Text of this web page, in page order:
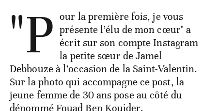
"P our la première fois, je vous
présente l’élu de mon cœur" a
écrit sur son compte Instagram
la petite sœur de Jamel
Debbouze à l’occasion de la Saint-Valentin.
Sur la photo qui accompagne ce post, la
jeune femme de 30 ans pose au côté du
dénommé Fouad Ben Kouider.